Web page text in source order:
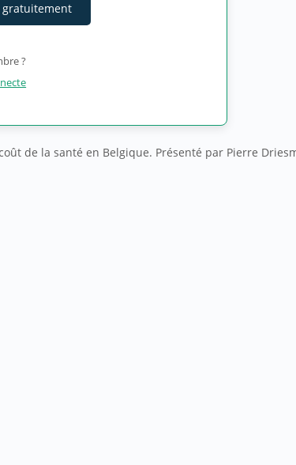
gratuitement
?
de la santé en Belgique. Présenté par Pierre